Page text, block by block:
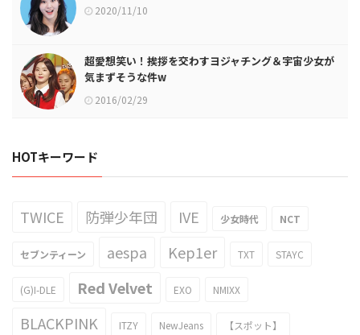
2020/11/10
超愛想笑い！挨拶を交わすヨジャチング＆宇宙少女が
気まずそうな件w
2016/02/29
HOTキーワード
TWICE 防弾少年団 IVE 少女時代 NCT
セブンティーン aespa Kep1er TXT STAYC
(G)I-DLE Red Velvet EXO NMIXX
BLACKPINK ITZY NewJeans 【スポット】